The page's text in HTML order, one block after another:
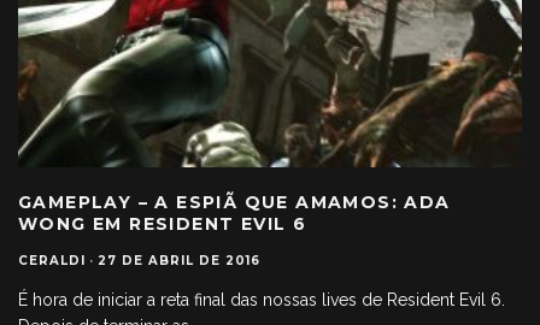
GAMEPLAY – A ESPIÃ QUE AMAMOS: ADA
WONG EM RESIDENT EVIL 6
CERALDI · 27 DE ABRIL DE 2016
É hora de iniciar a reta final das nossas lives de Resident Evil 6.